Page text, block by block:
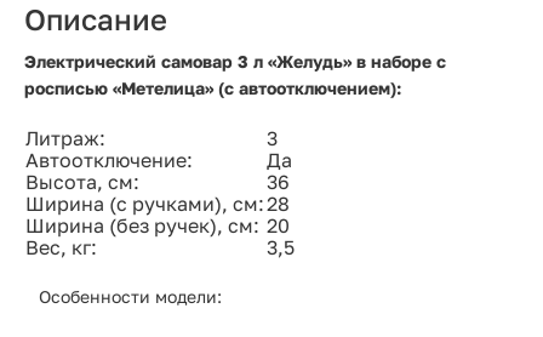
Описание
Электрический самовар 3 л «Желудь» в наборе с
росписью «Метелица» (с автоотключением):
Литраж:
3
Автоотключение:
Да
Высота, см:
36
Ширина (с ручками), см:28
Ширина (без ручек), см: 20
Вес, кг:
3,5
Особенности модели: